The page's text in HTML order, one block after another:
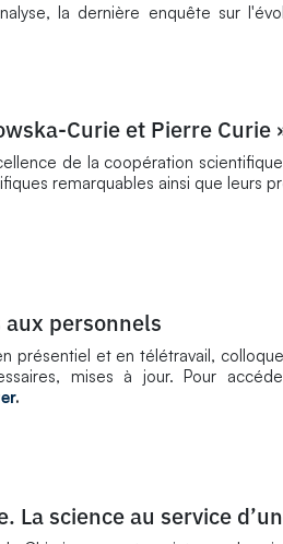
la dernière enquête sur
Curie et Pierre Curie
de la coopération
remarquables ainsi que leurs
aux personnels
présentiel et en télétravail,
mises à jour. Pour
.
La science au service